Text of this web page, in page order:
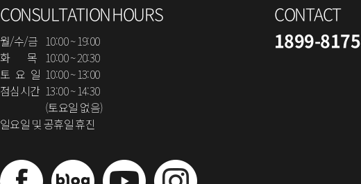
CONSULTATION HOURS
월/수/금 10:00 ~ 19:00
화 목 10:00 ~ 20:30
토 요 일 10:00 ~ 13:00
점심시간 13:00 ~ 14:30
(토요일 없음)
일요일 및 공휴일 휴진
CONTACT
1899-8175